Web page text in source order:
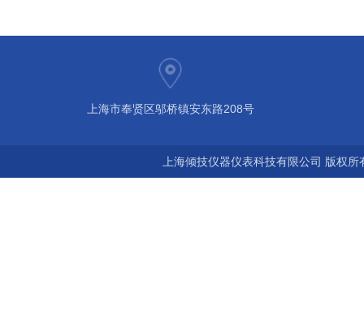
上海市奉贤区邬桥镇安东路208号
上海倾技仪器仪表科技有限公司 版权